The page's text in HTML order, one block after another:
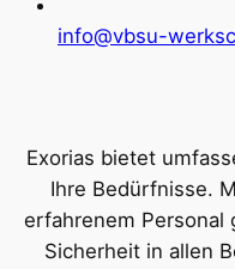
info@vbsu-
Exorias bietet
Ihre Bedürfnisse.
erfahrenem Personal
Sicherheit in allen